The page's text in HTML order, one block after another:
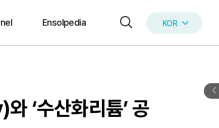
Ensolpedia KOR
ENG
‘수산화리튬’ 공